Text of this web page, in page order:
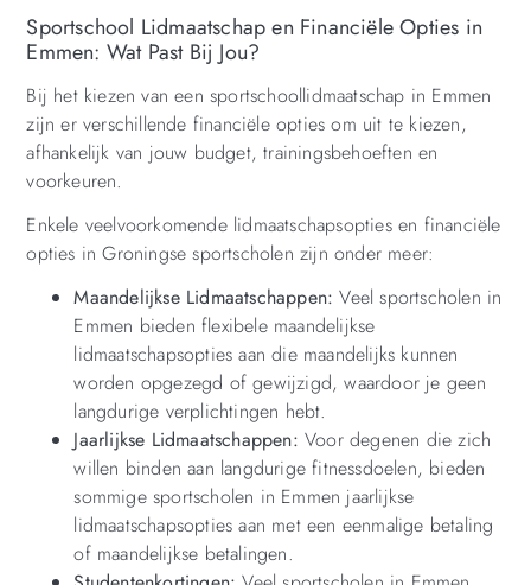
Sportschool Lidmaatschap en Financiële Opties in
Emmen: Wat Past Bij Jou?
Bij het kiezen van een sportschoollidmaatschap in Emmen
zijn er verschillende financiële opties om uit te kiezen,
afhankelijk van jouw budget, trainingsbehoeften en
voorkeuren.
Enkele veelvoorkomende lidmaatschapsopties en financiële
opties in Groningse sportscholen zijn onder meer:
Maandelijkse Lidmaatschappen: Veel sportscholen in
Emmen bieden flexibele maandelijkse
lidmaatschapsopties aan die maandelijks kunnen
worden opgezegd of gewijzigd, waardoor je geen
langdurige verplichtingen hebt.
Jaarlijkse Lidmaatschappen: Voor degenen die zich
willen binden aan langdurige fitnessdoelen, bieden
sommige sportscholen in Emmen jaarlijkse
lidmaatschapsopties aan met een eenmalige betaling
of maandelijkse betalingen.